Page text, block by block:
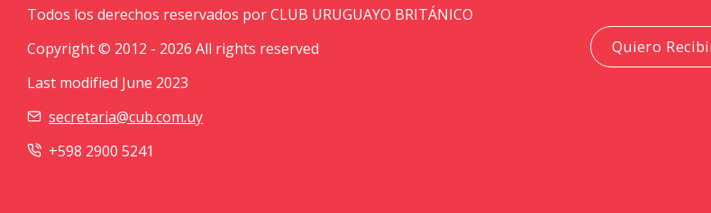
Todos los derechos reservados por CLUB URUGUAYO BRITÁNICO
Copyright © 2012 - 2026 All rights reserved
Last modified June 2023
secretaria@cub.com.uy
+598 2900 5241
Quiero